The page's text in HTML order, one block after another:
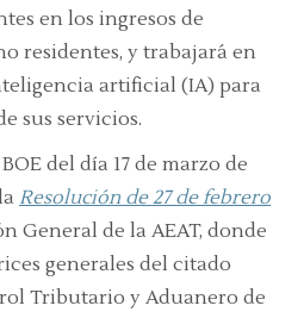
en los ingresos de
residentes, y trabajará en
artificial (IA) para
sus servicios.
del día 17 de marzo de
Resolución de 27 de febrero
General de la AEAT, donde
generales del citado
Tributario y Aduanero de